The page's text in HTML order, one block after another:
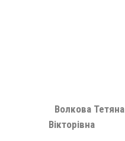
Волкова Тетяна
Вікторівна